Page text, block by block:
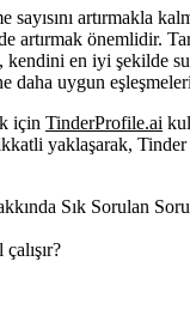
sayısını artırmakla
artırmak önemlidir.
kendini en iyi şekilde
daha uygun
için TinderProfile.ai
yaklaşarak,
Sık Sorulan